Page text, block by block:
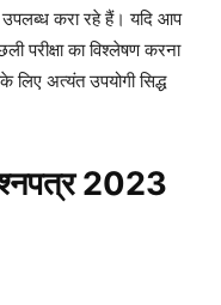
करा रहे हैं। यदि आप
परीक्षा का विश्लेषण करना
अत्यंत उपयोगी सिद्ध
2023